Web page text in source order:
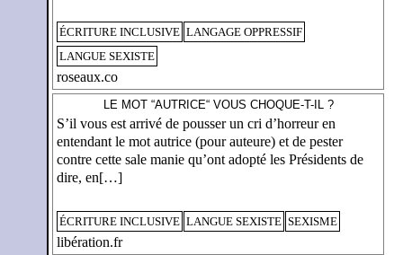
ÉCRITURE INCLUSIVE LANGAGE OPPRESSIF
LANGUE SEXISTE
roseaux.co
LE MOT “AUTRICE“ VOUS CHOQUE-T-IL ?
S’il vous est arrivé de pousser un cri d’horreur en
entendant le mot autrice (pour auteure) et de pester
contre cette sale manie qu’ont adopté les Présidents de
dire, en[…]
ÉCRITURE INCLUSIVE LANGUE SEXISTE SEXISME
libération.fr